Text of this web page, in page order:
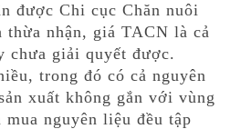
được Chi cục Chăn nuôi
nhận, giá TACN là cả
chưa giải quyết được.
trong đó có cả nguyên
xuất không gắn với vùng
nguyên liệu đều tập